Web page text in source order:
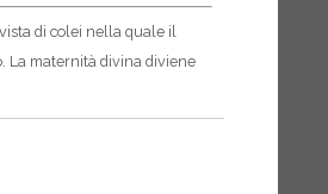
di colei nella quale il
La maternità divina diviene